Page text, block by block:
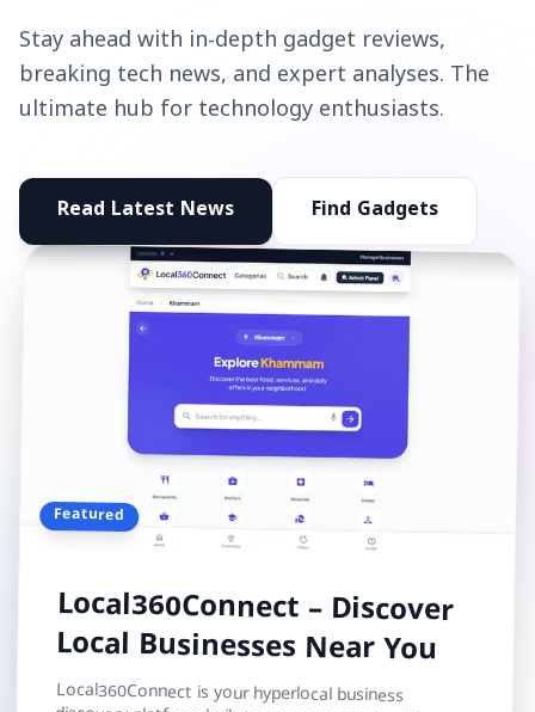
Stay ahead with in-depth gadget reviews,
breaking tech news, and expert analyses. The
ultimate hub for technology enthusiasts.
Read Latest News Find Gadgets
Featured
Local360Connect – Discover
Local Businesses Near You
Local360Connect is your hyperlocal business
discovery platform built to connect people with